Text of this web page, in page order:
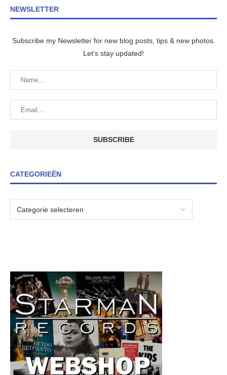
NEWSLETTER
Subscribe my Newsletter for new blog posts, tips & new photos.
Let's stay updated!
CATEGORIEËN